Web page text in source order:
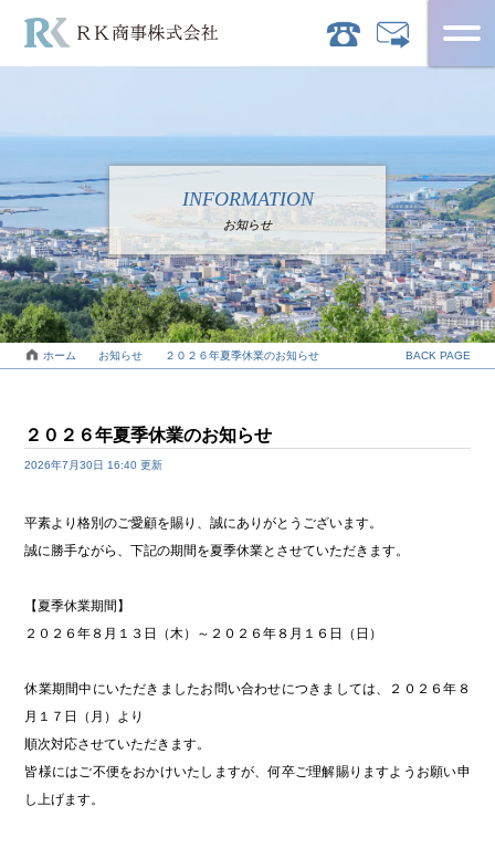
ホーム
お知らせ
事業内容
アクセス
INFORMATION
お知らせ
ホーム お知らせ BACK PAGE
２０２６年夏季休業のお知らせ
２０２６年夏季休業のお知らせ
2026年7月30日 16:40 更新
平素より格別のご愛顧を賜り、誠にありがとうございます。
誠に勝手ながら、下記の期間を夏季休業とさせていただきます。
【夏季休業期間】
２０２６年８月１３日（木）～２０２６年８月１６日（日）
休業期間中にいただきましたお問い合わせにつきましては、２０２６年８
月１７日（月）より
順次対応させていただきます。
皆様にはご不便をおかけいたしますが、何卒ご理解賜りますようお願い申
し上げます。